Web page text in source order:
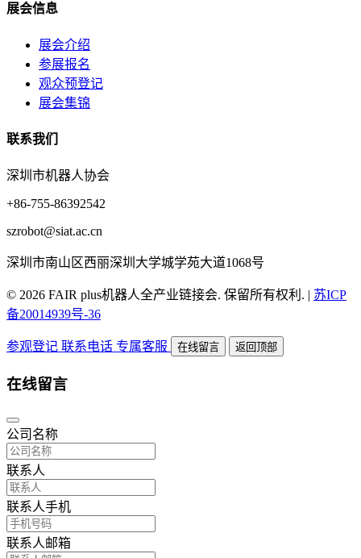
展会信息
展会介绍
参展报名
观众预登记
展会集锦
联系我们
深圳市机器人协会
+86-755-86392542
szrobot@siat.ac.cn
深圳市南山区西丽深圳大学城学苑大道1068号
© 2026 FAIR plus机器人全产业链接会. 保留所有权利. | 苏ICP
备20014939号-36
参观登记 联系电话 专属客服 在线留言 返回顶部
在线留言
公司名称
联系人
联系人手机
联系人邮箱